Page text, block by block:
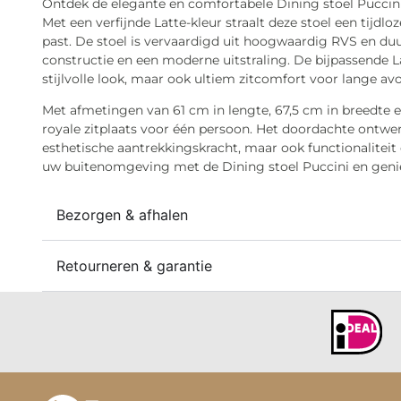
Ontdek de elegante en comfortabele Dining stoel
Met een verfijnde Latte-kleur straalt deze stoel een
past. De stoel is vervaardigd uit hoogwaardig RVS en
constructie en een moderne uitstraling. De bijpassende
stijlvolle look, maar ook ultiem zitcomfort voor lange
Met afmetingen van 61 cm in lengte, 67,5 cm in breedte
royale zitplaats voor één persoon. Het doordachte
esthetische aantrekkingskracht, maar ook functionaliteit
uw buitenomgeving met de Dining stoel Puccini en
Bezorgen & afhalen
Retourneren & garantie